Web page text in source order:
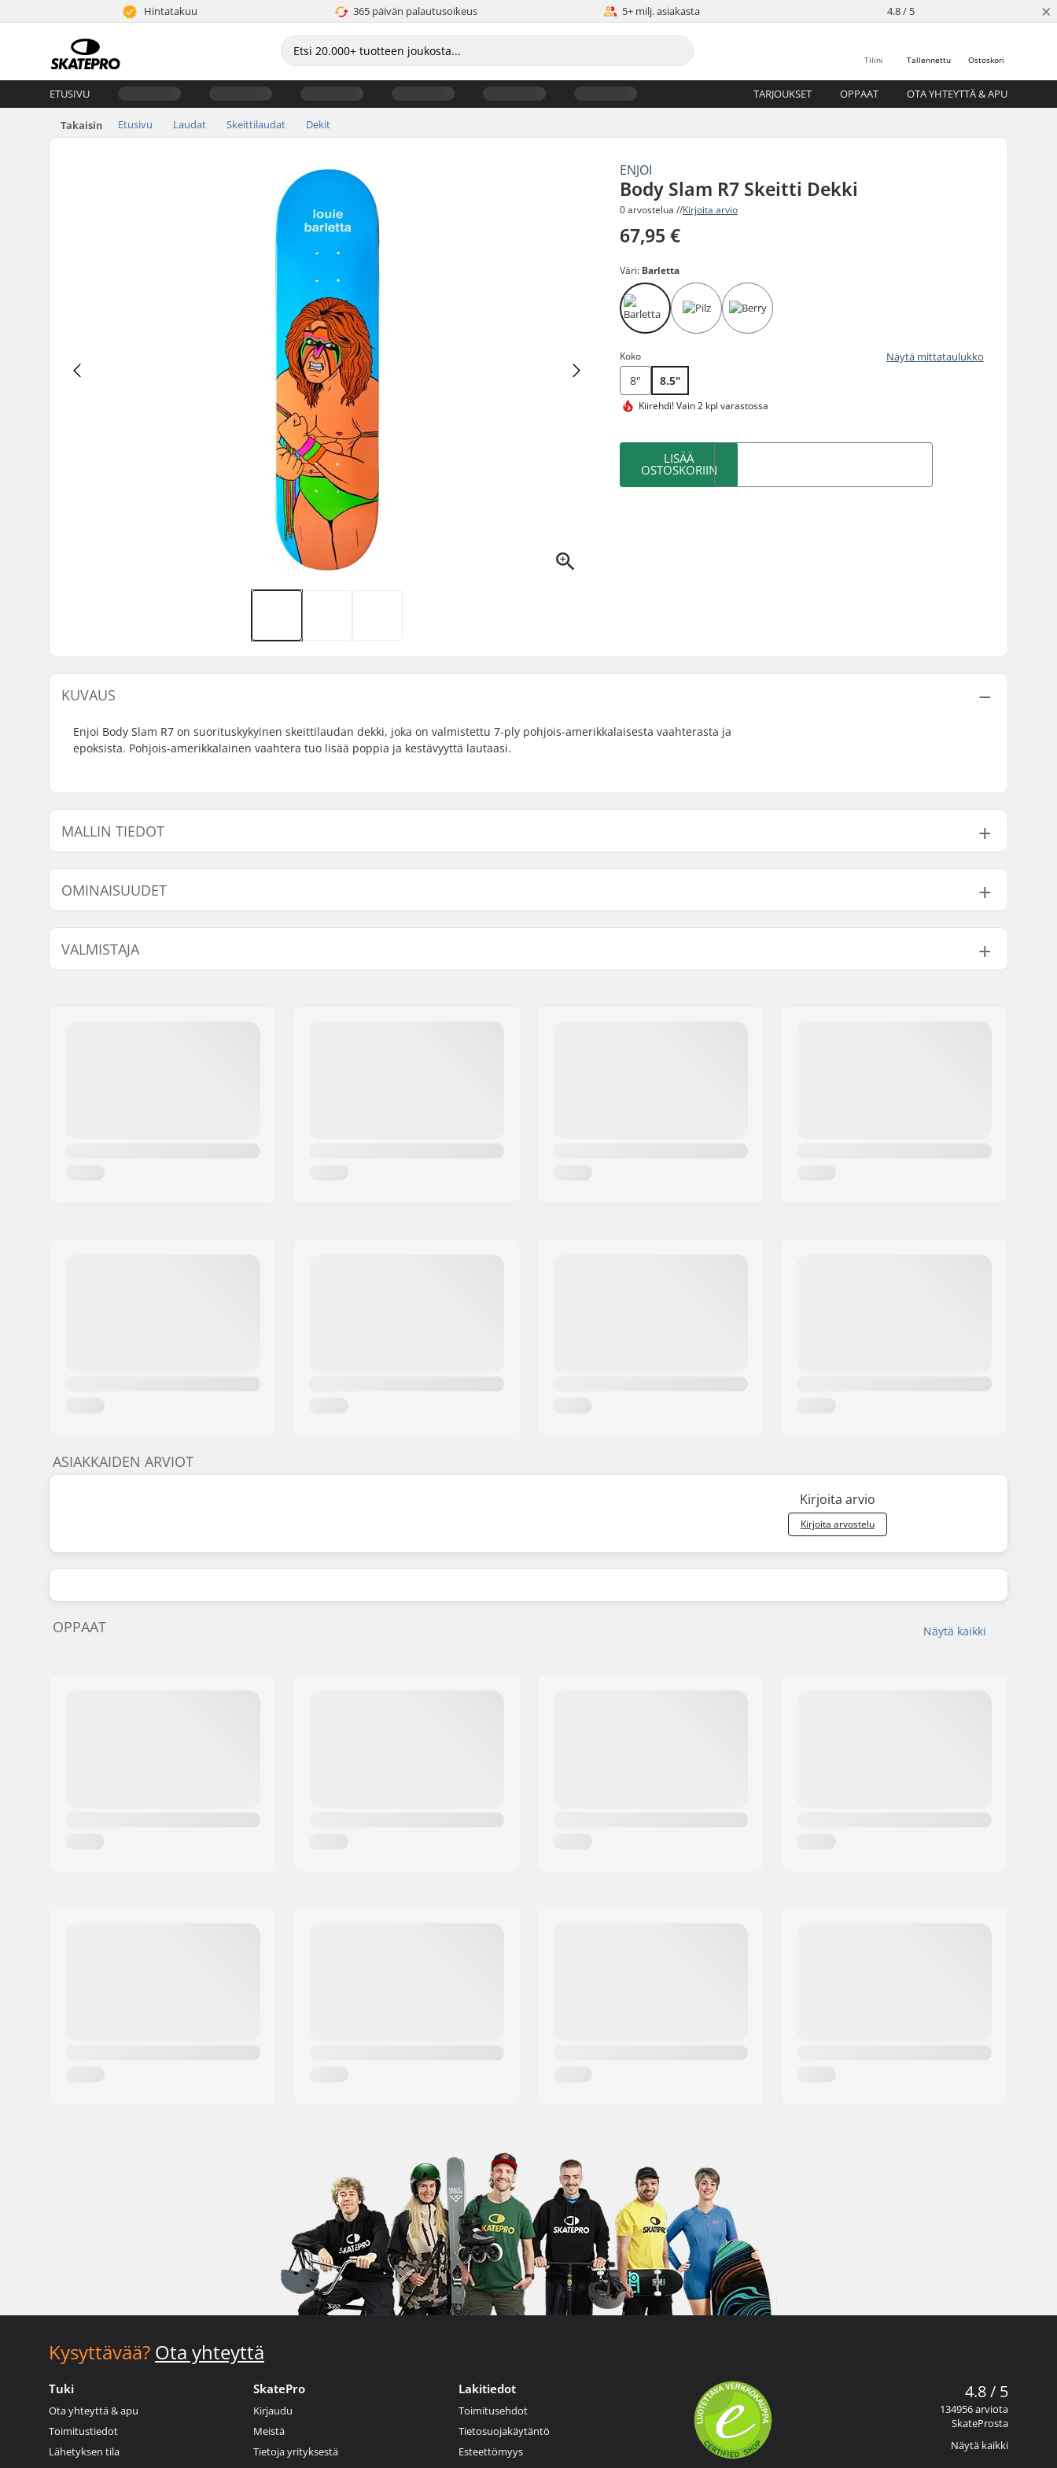
Hintatakuu 365 päivän palautusoikeus 5+ milj. asiakasta 4.8 / 5 ×
Ostoskori
Tallennettu
Tilini
ETUSIVU TARJOUKSET OPPAAT OTA YHTEYTTÄ & APU
Takaisin Etusivu Laudat Skeittilaudat Dekit
ENJOI
Body Slam R7 Skeitti Dekki
0 arvostelua //Kirjoita arvio
67,95 €
Väri: Barletta
Koko Näytä mittataulukko
8" 8.5"
Kiirehdi!Vain 2 kpl varastossa
LISÄÄ
OSTOSKORIIN
KUVAUS
Enjoi Body Slam R7 on suorituskykyinen skeittilaudan dekki, joka on valmistettu 7-ply pohjois-amerikkalaisesta vaahterasta ja
epoksista. Pohjois-amerikkalainen vaahtera tuo lisää poppia ja kestävyyttä lautaasi.
MALLIN TIEDOT
8"
8.25" 8.25" (21cm) 32" (81.5cm)
14.25" (36.2cm)
OMINAISUUDET
Dekin materiaali:
Pohjoisamerikkalainen Vaahtera, 7-
Lisämateriaalit:
Epoksi
Kovera:
Medium
Grippi:
Ei sisälly
VALMISTAJA
ASIAKKAIDEN ARVIOT
Kirjoita arvio
Kirjoita arvostelu
Näytä kaikki
OPPAAT
Kysyttävää? Ota yhteyttä
Tuki
Ota yhteyttä & apu
Toimitustiedot
Lähetyksen tila
SkatePro
Kirjaudu
Meistä
Tietoja yrityksestä
Lakitiedot
Toimitusehdot
Tietosuojakäytäntö
Esteettömyys
4.8 / 5
134956 arviota
SkateProsta
Näytä kaikki